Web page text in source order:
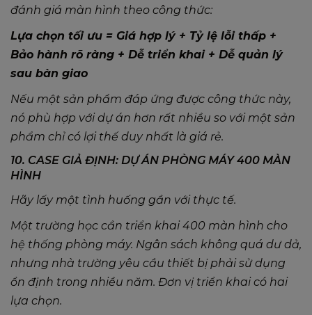
đánh giá màn hình theo công thức:
Lựa chọn tối ưu = Giá hợp lý + Tỷ lệ lỗi thấp +
Bảo hành rõ ràng + Dễ triển khai + Dễ quản lý
sau bàn giao
Nếu một sản phẩm đáp ứng được công thức này,
nó phù hợp với dự án hơn rất nhiều so với một sản
phẩm chỉ có lợi thế duy nhất là giá rẻ.
10. CASE GIẢ ĐỊNH: DỰ ÁN PHÒNG MÁY 400 MÀN
HÌNH
Hãy lấy một tình huống gần với thực tế.
Một trường học cần triển khai 400 màn hình cho
hệ thống phòng máy. Ngân sách không quá dư dả,
nhưng nhà trường yêu cầu thiết bị phải sử dụng
ổn định trong nhiều năm. Đơn vị triển khai có hai
lựa chọn.